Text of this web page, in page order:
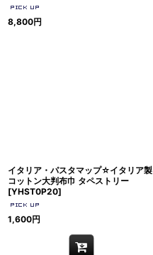
8,800円
イタリア・パスタマップ☆イタリア製
コットン大判布巾 タペストリー
[YHST0P20]
1,600円